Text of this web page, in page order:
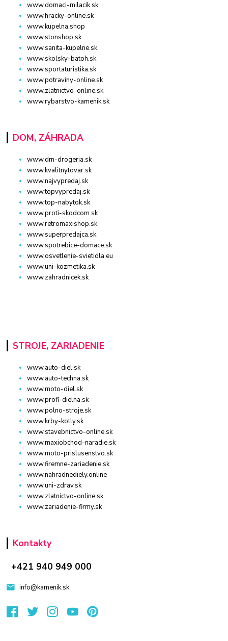
www.domaci-milacik.sk
www.hracky-online.sk
www.kupelna.shop
www.stonshop.sk
www.sanita-kupelne.sk
www.skolsky-batoh.sk
www.sportaturistika.sk
www.potraviny-online.sk
www.zlatnictvo-online.sk
www.rybarstvo-kamenik.sk
DOM, ZÁHRADA
www.dm-drogeria.sk
www.kvalitnytovar.sk
www.najvypredaj.sk
www.topvypredaj.sk
www.top-nabytok.sk
www.proti-skodcom.sk
www.retromaxishop.sk
www.superpredajca.sk
www.spotrebice-domace.sk
www.osvetlenie-svietidla.eu
www.uni-kozmetika.sk
www.zahradnicek.sk
STROJE, ZARIADENIE
www.auto-diel.sk
www.auto-techna.sk
www.moto-diel.sk
www.profi-dielna.sk
www.polno-stroje.sk
www.krby-kotly.sk
www.stavebnictvo-online.sk
www.maxiobchod-naradie.sk
www.moto-prislusenstvo.sk
www.firemne-zariadenie.sk
www.nahradnediely.online
www.uni-zdrav.sk
www.zlatnictvo-online.sk
www.zariadenie-firmy.sk
Kontakty
+421 940 949 000
info@kamenik.sk